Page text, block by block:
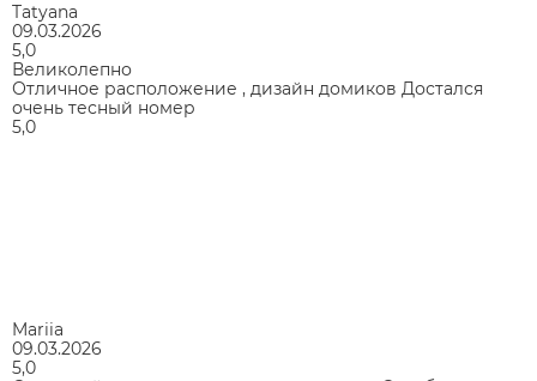
Tatyana
09.03.2026
5,0
Великолепно
Отличное расположение , дизайн домиков Достался
очень тесный номер
5,0
Mariia
09.03.2026
5,0